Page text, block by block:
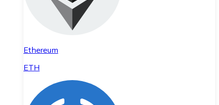
Ethereum
ETH